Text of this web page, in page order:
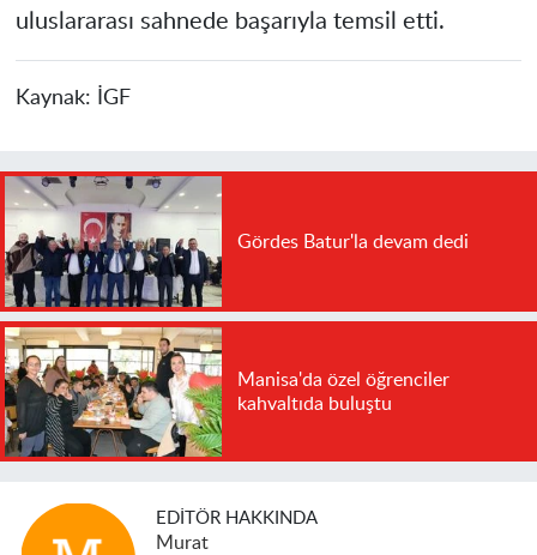
uluslararası sahnede başarıyla temsil etti.
Kaynak: İGF
Gördes Batur'la devam dedi
Manisa'da özel öğrenciler
kahvaltıda buluştu
EDITÖR HAKKINDA
Murat